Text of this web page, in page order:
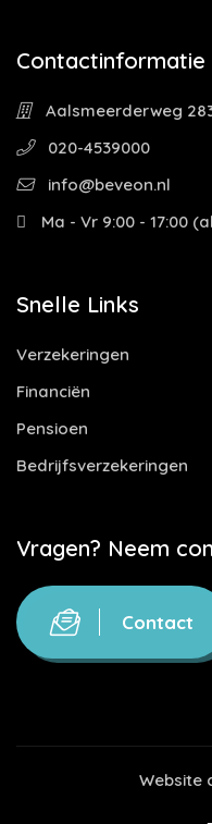
Contactinformatie
Aalsmeerderweg
020-4539000
info@beveon.nl
Ma - Vr 9:00 - 17:00
Snelle Links
Verzekeringen
Financiën
Pensioen
Bedrijfsverzekeringen
Vragen? Neem
Contact
Website